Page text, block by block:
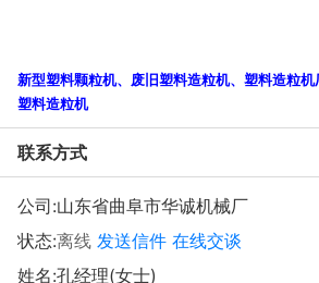
新型塑料颗粒机、废旧塑料造粒机、塑料造粒机
塑料造粒机
联系方式
公司:山东省曲阜市华诚机械厂
状态:离线 发送信件 在线交谈
姓名:孔经理(女士)